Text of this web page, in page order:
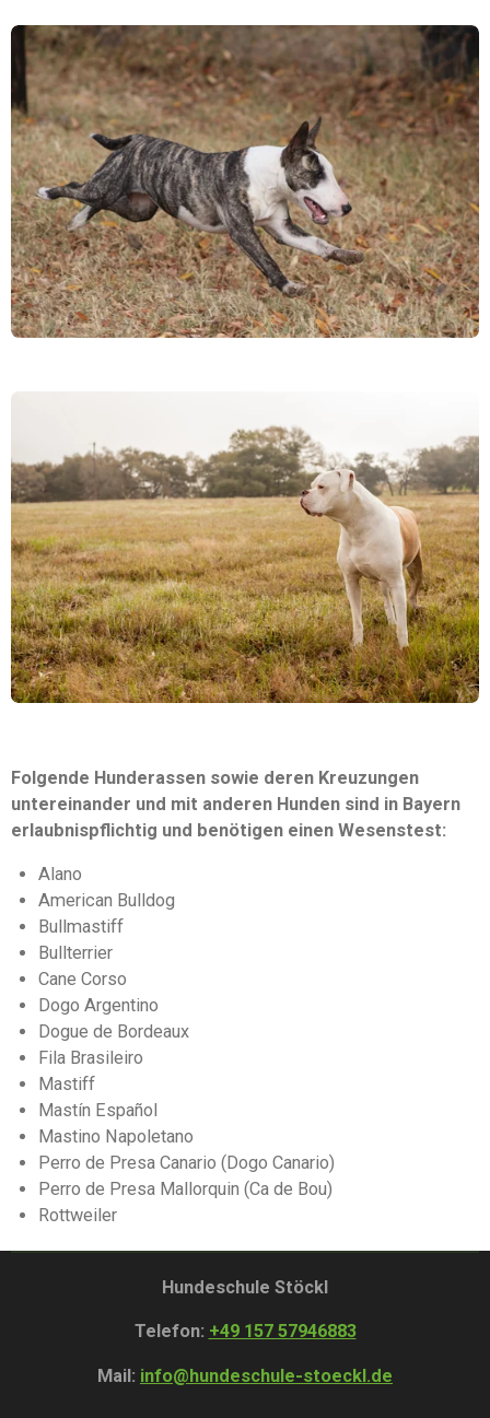
Folgende Hunderassen sowie deren Kreuzungen
untereinander und mit anderen Hunden sind in Bayern
erlaubnispflichtig und benötigen einen Wesenstest:
Alano
American Bulldog
Bullmastiff
Bullterrier
Cane Corso
Dogo Argentino
Dogue de Bordeaux
Fila Brasileiro
Mastiff
Mastín Español
Mastino Napoletano
Perro de Presa Canario (Dogo Canario)
Perro de Presa Mallorquin (Ca de Bou)
Rottweiler
Hundeschule Stöckl
Telefon: +49 157 57946883
Mail: info@hundeschule-stoeckl.de